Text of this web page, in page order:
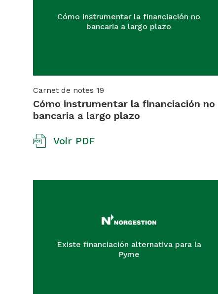
Cómo instrumentar la financiación no
bancaria a largo plazo
Carnet de notes 19
Cómo instrumentar la financiación no
bancaria a largo plazo
Voir PDF
Existe financiación alternativa para la
Pyme